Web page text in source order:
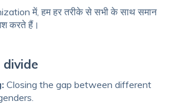
में, हम हर तरीके से सभी के साथ समान
करते हैं।
Closing the gap between different